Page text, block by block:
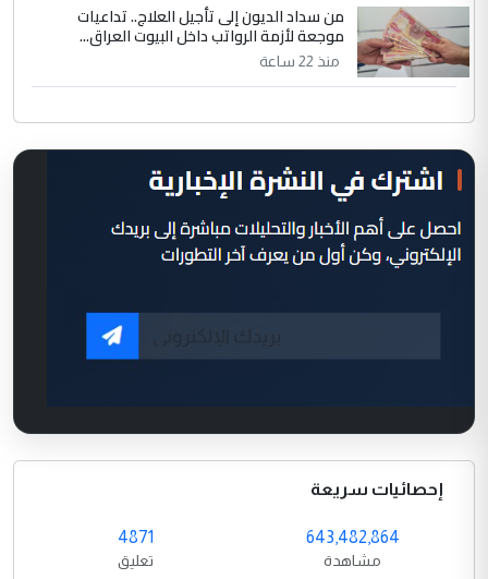
من سداد الديون إلى تأجيل العلاج.. تداعيات
موجعة لأزمة الرواتب داخل البيوت العراق...
منذ 22 ساعة
إحصائيات سريعة
643,482,864
مشاهدة
4871
تعليق